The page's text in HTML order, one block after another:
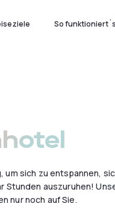
So funktioniert´s
um sich zu entspannen,
Stunden auszuruhen!
nur noch auf Sie.